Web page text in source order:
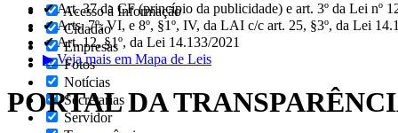
Acesso à Informação
Cidadão
Empresas
Fotos
Notícias
Secretarias
Servidor
✔ Art. 37 da CF (princípio da publicidade) e art. 3º da Lei nº
✔ Arts. 7º, VI, e 8º, §1º, IV, da LAI c/c art. 25, §3º, da Lei
✔ Art. 12, §1º, da Lei 14.133/2021
▶ Veja mais em Mapa de Leis
PORTAL DA